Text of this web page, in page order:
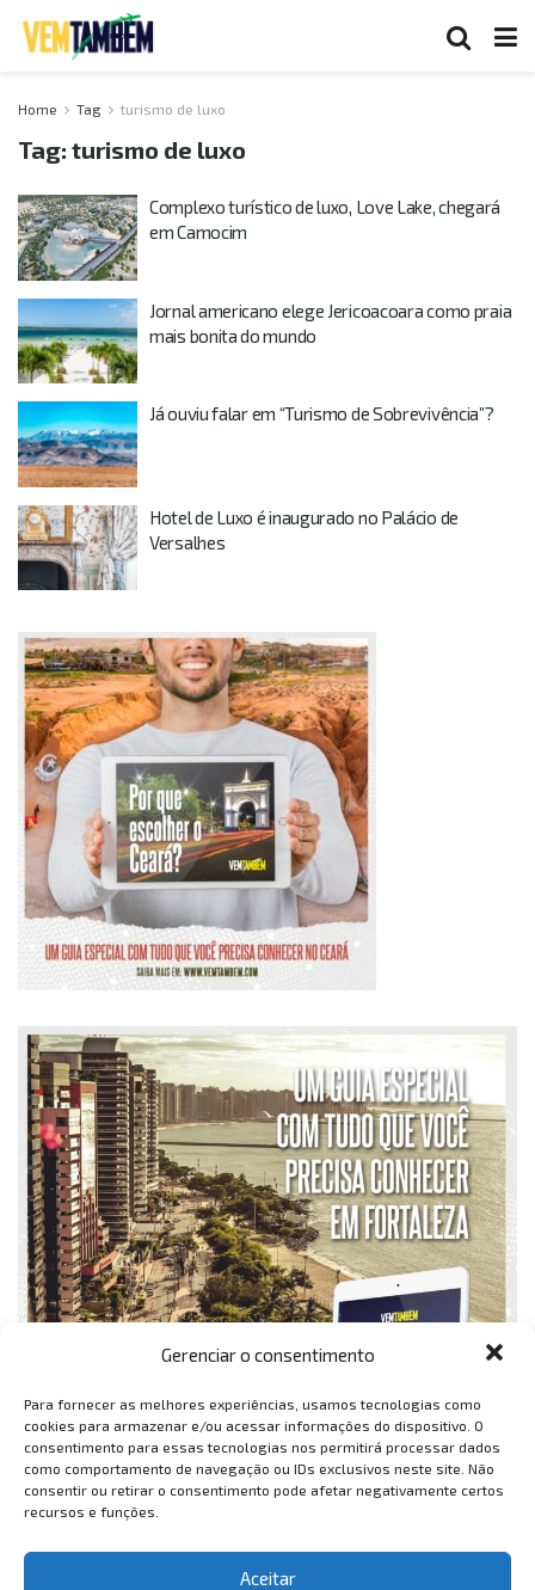
Gerenciar o consentimento
Para fornecer as melhores experiências, usamos tecnologias como
cookies para armazenar e/ou acessar informações do dispositivo. O
consentimento para essas tecnologias nos permitirá processar dados
como comportamento de navegação ou IDs exclusivos neste site. Não
consentir ou retirar o consentimento pode afetar negativamente certos
recursos e funções.
Aceitar
Home Tag turismo de luxo
Tag: turismo de luxo
Complexo turístico de luxo, Love Lake, chegará
em Camocim
Jornal americano elege Jericoacoara como praia
mais bonita do mundo
Já ouviu falar em “Turismo de Sobrevivência”?
Hotel de Luxo é inaugurado no Palácio de
Versalhes